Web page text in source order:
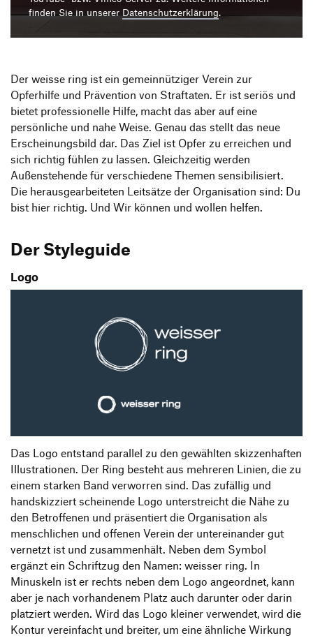
Transfer und Kooperation
Produktgestaltung B.A.
finden Sie in unserer Datenschutzerklärung.
Der weisse ring ist ein gemeinnütziger Verein zur
Opferhilfe und Prävention von Straftaten. Er ist seriös und
bietet professionelle Hilfe, macht das aber auf eine
persönliche und nahe Weise. Genau das stellt das neue
Erscheinungsbild dar. Das Ziel ist Opfer zu erreichen und
sich richtig fühlen zu lassen. Gleichzeitig werden
Außenstehende für verschiedene Themen sensibilisiert.
Die herausgearbeiteten Leitsätze der Organisation sind: Du
bist hier richtig. Und Wir können und wollen helfen.
Der Styleguide
Logo
Das Logo entstand parallel zu den gewählten skizzenhaften
Illustrationen. Der Ring besteht aus mehreren Linien, die zu
einem starken Band verworren sind. Das zufällig und
handskizziert scheinende Logo unterstreicht die Nähe zu
den Betroffenen und präsentiert die Organisation als
menschlichen und offenen Verein der untereinander gut
vernetzt ist und zusammenhält. Neben dem Symbol
ergänzt ein Schriftzug den Namen: weisser ring. In
Minuskeln ist er rechts neben dem Logo angeordnet, kann
aber je nach vorhandenem Platz auch darunter oder darin
platziert werden. Wird das Logo kleiner verwendet, wird die
Kontur vereinfacht und breiter, um eine ähnliche Wirkung